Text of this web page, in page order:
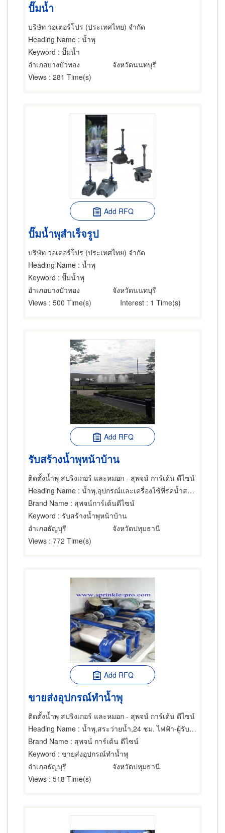
ปั๊มน้ำ
บริษัท วอเตอร์โปร (ประเทศไทย) จำกัด
Heading Name : น้ำพุ
Keyword : ปั๊มน้ำ
อำเภอบางบัวทอง
จังหวัดนนทบุรี
Views : 281 Time(s)
Add RFQ
ปั๊มน้ำพุสำเร็จรูป
บริษัท วอเตอร์โปร (ประเทศไทย) จำกัด
Heading Name : น้ำพุ
Keyword : ปั๊มน้ำพุ
อำเภอบางบัวทอง
จังหวัดนนทบุรี
Views : 500 Time(s) Interest : 1 Time(s)
Add RFQ
รับสร้างน้ำพุหน้าบ้าน
ติดตั้งน้ำพุ สปริงเกอร์ และหมอก - สุพจน์ การ์เด้น ดีไซน์
Heading Name : น้ำพุ,อุปกรณ์และเครื่องใช้ที่รดน้ำสนามและสวน,บริการออกแบบและจัดบ้าน
Brand Name : สุพจน์การ์เด้นดีไซน์
Keyword : รับสร้างน้ำพุหน้าบ้าน
อำเภอธัญบุรี
จังหวัดปทุมธานี
Views : 772 Time(s)
Add RFQ
ขายส่งอุปกรณ์ทำน้ำพุ
ติดตั้งน้ำพุ สปริงเกอร์ และหมอก - สุพจน์ การ์เด้น ดีไซน์
Heading Name : น้ำพุ,สระว่ายน้ำ,24 ชม. ไฟฟ้า-ผู้รับเหมาติดตั้งสำหรับบ้านและโรงงาน
Brand Name : สุพจน์ การ์เด้น ดีไซน์
Keyword : ขายส่งอุปกรณ์ทำน้ำพุ
อำเภอธัญบุรี
จังหวัดปทุมธานี
Views : 518 Time(s)